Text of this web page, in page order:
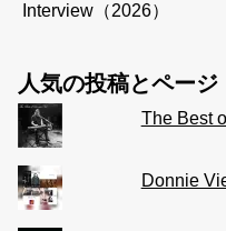
Interview（2026）
人気の投稿とページ
The Best
Donnie